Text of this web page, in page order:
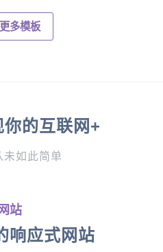
多模板
的互联网+
未如此简单
网站
响应式网站